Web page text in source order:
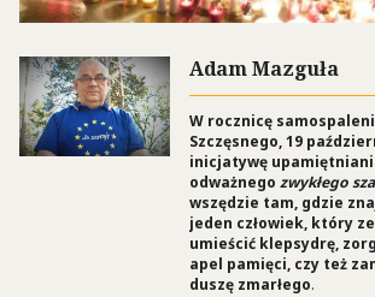
Adam Mazguła
W rocznicę
Szczęsnego, 19
inicjatywę
odważnego zwykłego
wszędzie tam, gdzie
jeden człowiek, który
umieścić klepsydrę,
apel pamięci, czy też
duszę zmarłego.